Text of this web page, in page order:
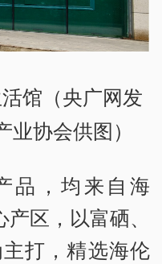
馆（央广网发
协会供图）
品，均来自海
区，以富硒、
打，精选海伦